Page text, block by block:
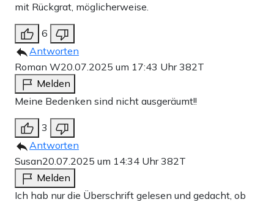
mit Rückgrat, möglicherweise.
6
Antworten
Roman W20.07.2025 um 17:43 Uhr382T
Melden
Meine Bedenken sind nicht ausgeräumt!!
3
Antworten
Susan20.07.2025 um 14:34 Uhr382T
Melden
Ich hab nur die Überschrift gelesen und gedacht, ob